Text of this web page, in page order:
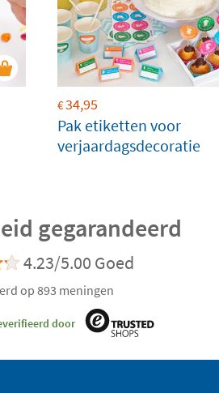
€34,95
Pak etiketten voor
verjaardagsdecoratie
gegarandeerd
4.23/5.00 Goed
op 893 meningen
door